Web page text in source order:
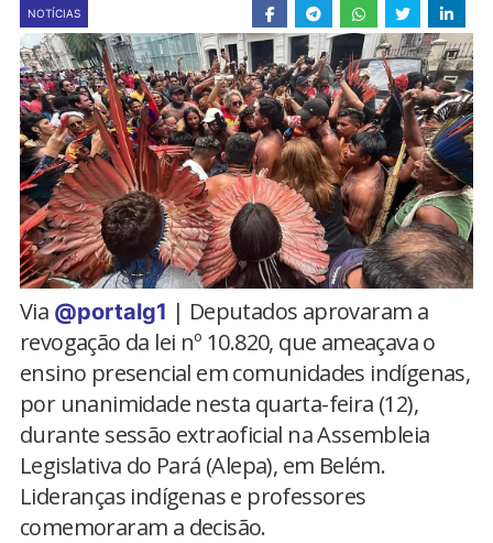
NOTÍCIAS
Via @portalg1 | Deputados aprovaram a
revogação da lei nº 10.820, que ameaçava o
ensino presencial em comunidades indígenas,
por unanimidade nesta quarta-feira (12),
durante sessão extraoficial na Assembleia
Legislativa do Pará (Alepa), em Belém.
Lideranças indígenas e professores
comemoraram a decisão.